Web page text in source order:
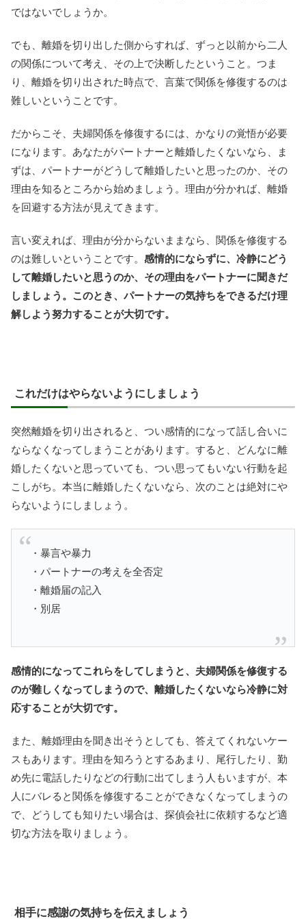
ではないでしょうか。
でも、離婚を切り出した側からすれば、ずっと以前から二人
の関係について考え、その上で決断したということ。つま
り、離婚を切り出された時点で、言葉で関係を修復するのは
難しいということです。
だからこそ、夫婦関係を修復するには、かなりの覚悟が必要
になります。あなたがパートナーと離婚したくないなら、ま
ずは、パートナーがどうして離婚したいと思ったのか、その
理由を知るところから始めましょう。理由が分かれば、離婚
を回避する方法が見えてきます。
言い変えれば、理由が分からないままなら、関係を修復する
のは難しいということです。 感情的にならずに、冷静にどう
して離婚したいと思うのか、その理由をパートナーに聞きだ
しましょう。このとき、パートナーの気持ちをできるだけ理
解しよう努力することが大切です。
これだけはやらないようにしましょう
突然離婚を切り出されると、つい感情的になって話し合いに
ならなくなってしまうことがあります。すると、どんなに離
婚したくないと思っていても、つい思ってもいない行動を起
こしがち。本当に離婚したくないなら、次のことは絶対にや
らないようにしましょう。
・暴言や暴力
・パートナーの考えを全否定
・離婚届の記入
・別居
感情的になってこれらをしてしまうと、夫婦関係を修復する
のが難しくなってしまうので、離婚したくないなら冷静に対
応することが大切です。
また、離婚理由を聞き出そうとしても、答えてくれないケー
スもあります。理由を知ろうとするあまり、尾行したり、勤
め先に電話したりなどの行動に出てしまう人もいますが、本
人にバレると関係を修復することができなくなってしまうの
で、どうしても知りたい場合は、探偵会社に依頼するなど適
切な方法を取りましょう。
相手に感謝の気持ちを伝えましょう